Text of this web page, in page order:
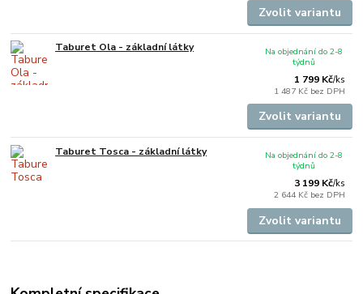
Zvolit variantu
Taburet Ola - základní látky
1 799 Kč/ks
1 487 Kč bez DPH
Na objednání do 2-8
týdnů
Zvolit variantu
Taburet Tosca - základní látky
3 199 Kč/ks
2 644 Kč bez DPH
Na objednání do 2-8
týdnů
Zvolit variantu